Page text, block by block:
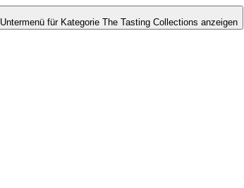
Untermenü für Kategorie The Tasting Collections anzeigen